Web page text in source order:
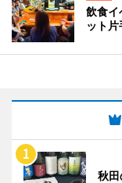
飲食
ット
秋